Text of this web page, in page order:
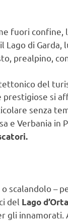
fuori confine,
Lago di
prealpino,
del
si
senza
e Verbania in
, o scalandolo –
del Lago d’Orta
gli innamorati.